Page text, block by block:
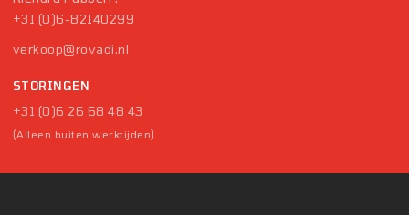
+31 (0)6-82140299
verkoop@rovadi.nl
STORINGEN
+31 (0)6 26 68 48 43
(Alleen buiten werktijden)